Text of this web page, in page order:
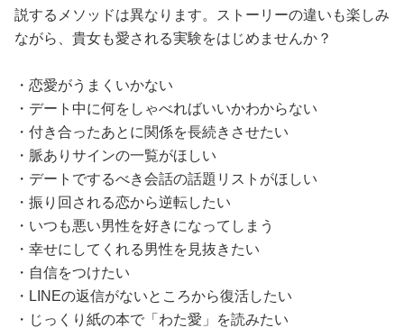
説するメソッドは異なります。ストーリーの違いも楽しみ
ながら、貴女も愛される実験をはじめませんか？
・恋愛がうまくいかない
・デート中に何をしゃべればいいかわからない
・付き合ったあとに関係を長続きさせたい
・脈ありサインの一覧がほしい
・デートでするべき会話の話題リストがほしい
・振り回される恋から逆転したい
・いつも悪い男性を好きになってしまう
・幸せにしてくれる男性を見抜きたい
・自信をつけたい
・LINEの返信がないところから復活したい
・じっくり紙の本で「わた愛」を読みたい